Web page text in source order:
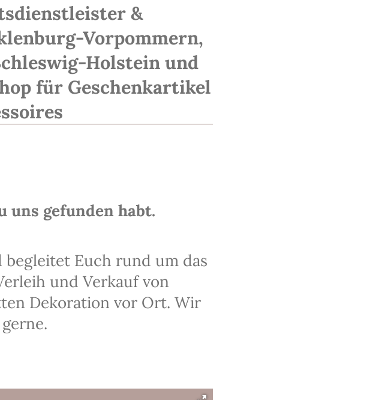
&
Vorpommern,
Holstein und
für Geschenkartikel
uns gefunden habt.
Euch rund um das
und Verkauf von
Dekoration vor Ort. Wir